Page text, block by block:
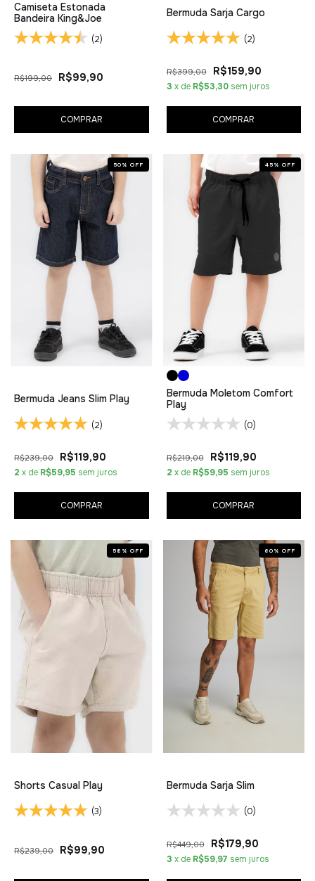
Camiseta Estonada
Bandeira King&Joe
(2)
R$199,00 R$99,90
COMPRAR
Bermuda Sarja Cargo
(2)
R$399,00 R$159,90
3 x de R$53,30 sem juros
COMPRAR
50 % OFF
Bermuda Jeans Slim Play
(2)
R$239,00 R$119,90
2 x de R$59,95 sem juros
COMPRAR
45 % OFF
Bermuda Moletom Comfort
Play
(0)
R$219,00 R$119,90
2 x de R$59,95 sem juros
COMPRAR
58 % OFF
Shorts Casual Play
(3)
R$239,00 R$99,90
60 % OFF
Bermuda Sarja Slim
(0)
R$449,00 R$179,90
3 x de R$59,97 sem juros